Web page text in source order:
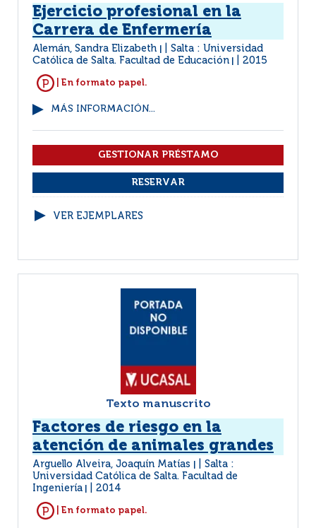
Ejercicio profesional en la
Carrera de Enfermería
Alemán, Sandra Elizabeth
Salta : Universidad
Católica de Salta. Facultad de Educación
2015
| En formato papel.
MÁS INFORMACIÓN...
VER EJEMPLARES
Texto manuscrito
Factores de riesgo en la
atención de animales grandes
Arguello Alveira, Joaquín Matías
Salta :
Universidad Católica de Salta. Facultad de
Ingeniería
2014
| En formato papel.